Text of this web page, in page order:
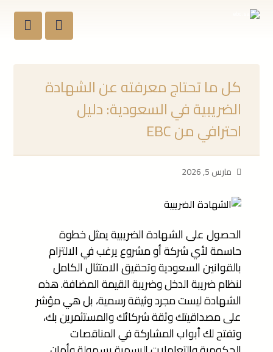
كل ما تحتاج معرفته عن الشهادة
الضريبية في السعودية: دليل
احترافي من EBC
مارس 5, 2026
الحصول على الشهادة الضريبية يمثل خطوة
حاسمة لأي شركة أو مشروع يرغب في الالتزام
بالقوانين السعودية وتحقيق الامتثال الكامل
لنظام ضريبة الدخل وضريبة القيمة المضافة. هذه
الشهادة ليست مجرد وثيقة رسمية، بل هي مؤشر
على مصداقيتك وثقة شركائك والمستثمرين بك،
وتفتح لك أبواب المشاركة في المناقصات